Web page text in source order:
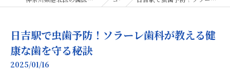
日吉駅で虫歯予防！ソラーレ歯科が教える健
康な歯を守る秘訣
2025/01/16